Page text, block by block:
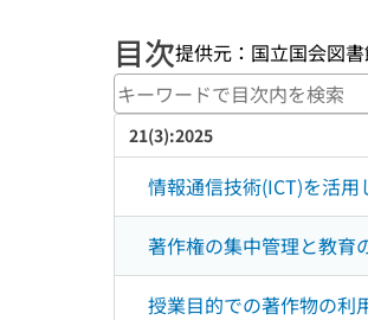
目次提供元：国立国会図
21(3):2025
情報通信技術(ICT)を活
著作権の集中管理と教育
授業目的での著作物の利